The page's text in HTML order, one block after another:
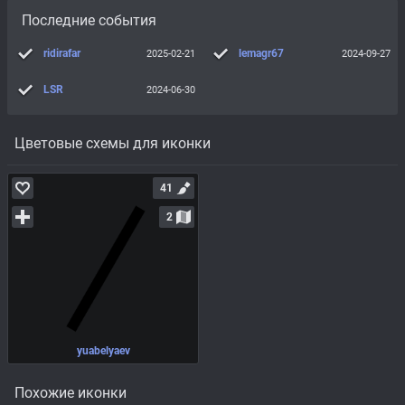
Цветовые схемы для иконки
yuabelyaev
41
2
Похожие иконки
Последние события
ridirafar 2025-02-21 lemagr67 2024-09-27
LSR 2024-06-30